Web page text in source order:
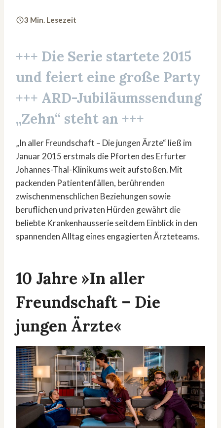
3 Min. Lesezeit
+++ Die Serie startete 2015
und feiert eine große Party
+++ ARD-Jubiläumssendung
„Zehn“ steht an +++
„In aller Freundschaft – Die jungen Ärzte“ ließ im
Januar 2015 erstmals die Pforten des Erfurter
Johannes-Thal-Klinikums weit aufstoßen. Mit
packenden Patientenfällen, berührenden
zwischenmenschlichen Beziehungen sowie
beruflichen und privaten Hürden gewährt die
beliebte Krankenhausserie seitdem Einblick in den
spannenden Alltag eines engagierten Ärzteteams.
10 Jahre »In aller
Freundschaft – Die
jungen Ärzte«